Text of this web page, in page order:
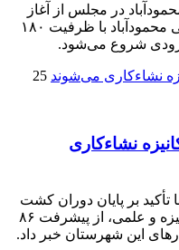
در مجلس از آغاز
اجرای فاز نخست نیروگاه ۵۰۰ مگاواتی محمودآباد با ظرفیت ۱۸۰
زودی شروع می‌شود.
25
نشاءکاری
تأکید بر پایان دوران کشت
سنتی و جایگزینی آن با روش‌های مکانیزه و علمی، از پیشرفت ۸۶
این شهرستان خبر داد.